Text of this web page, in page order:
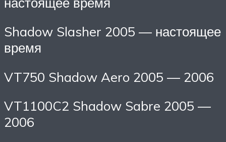
Shadow Slasher 2005 — настоящее
время
VT750 Shadow Aero 2005 — 2006
VT1100C2 Shadow Sabre 2005 —
2006